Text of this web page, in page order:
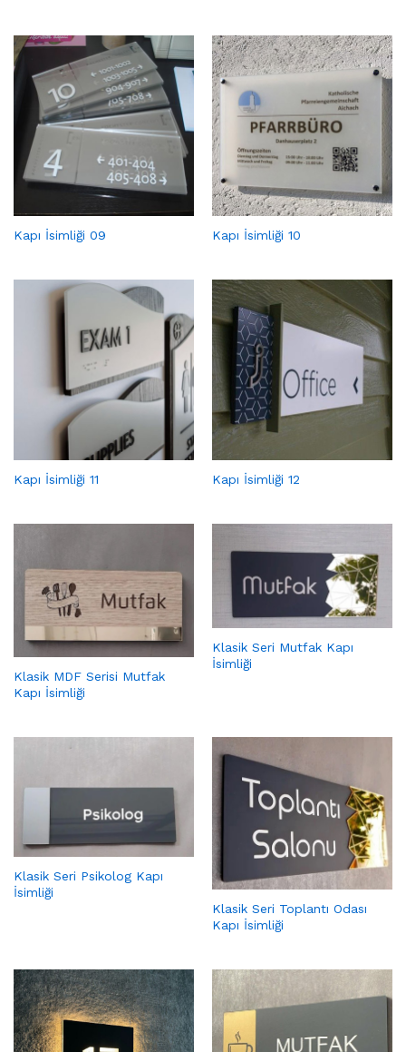
Kapı İsimliği 09 Kapı İsimliği 10
Kapı İsimliği 11 Kapı İsimliği 12
Klasik MDF Serisi Mutfak
Kapı İsimliği
Klasik Seri Mutfak Kapı
İsimliği
Klasik Seri Psikolog Kapı
İsimliği
Klasik Seri Toplantı Odası
Kapı İsimliği